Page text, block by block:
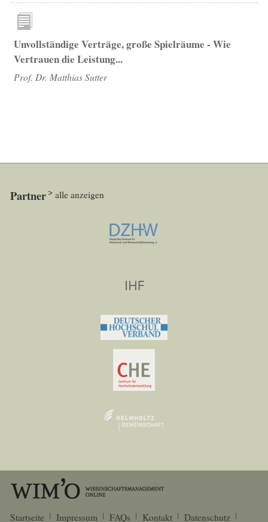
Unvollständige Verträge, große Spielräume - Wie
Vertrauen die Leistung...
Prof. Dr. Matthias Sutter
Partner alle anzeigen
Startseite Impressum FAQs Kontakt Datenschutz